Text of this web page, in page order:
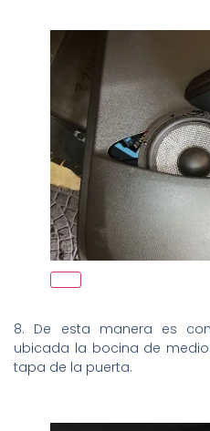
8. De esta manera es
ubicada la bocina de
tapa de la puerta.